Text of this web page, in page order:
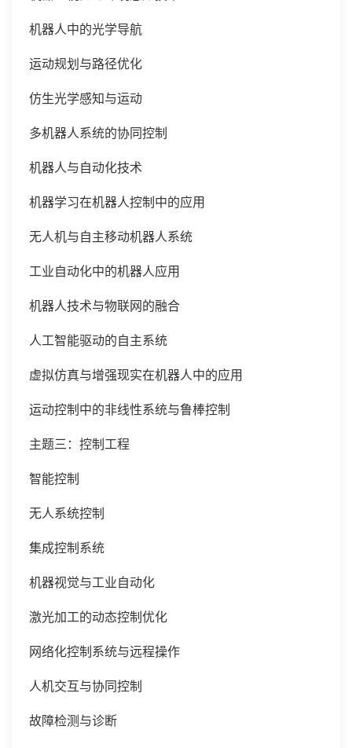
机器人中的光学导航
运动规划与路径优化
仿生光学感知与运动
多机器人系统的协同控制
机器人与自动化技术
机器学习在机器人控制中的应用
无人机与自主移动机器人系统
工业自动化中的机器人应用
机器人技术与物联网的融合
人工智能驱动的自主系统
虚拟仿真与增强现实在机器人中的应用
运动控制中的非线性系统与鲁棒控制
主题三：控制工程
智能控制
无人系统控制
集成控制系统
机器视觉与工业自动化
激光加工的动态控制优化
网络化控制系统与远程操作
人机交互与协同控制
故障检测与诊断